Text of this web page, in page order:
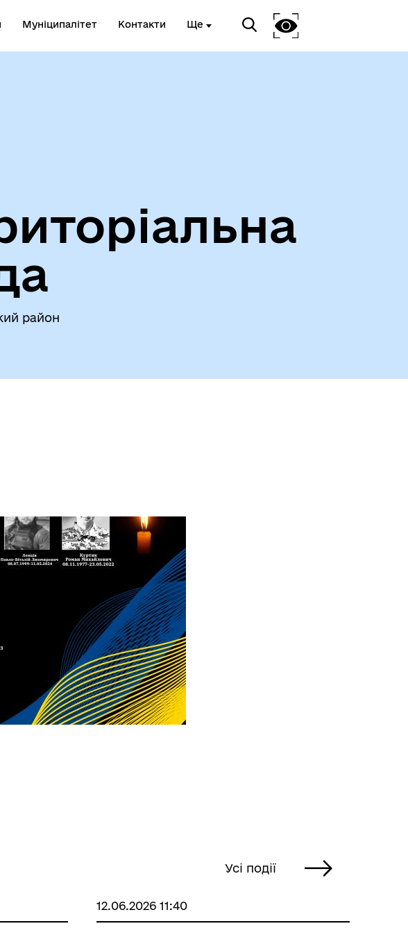
Муніципалітет Контакти Ще
район
Усі події
12.06.2026 11:40